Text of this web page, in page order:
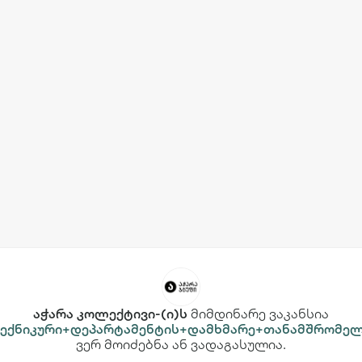
აჭარა კოლექტივი-(ი)ს მიმდინარე ვაკანსია
ვერ მოიძებნა ან ვადაგასულია.